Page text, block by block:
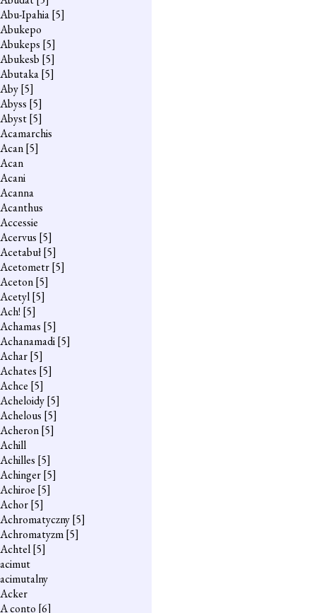
Abu-Ipahia[5]
Abukepo
Abukeps [5]
Abukesb [5]
Abutaka[5]
Aby[5]
Abyss [5]
Abyst[5]
Acamarchis
Acan[5]
Acan
Acani
Acanna
Acanthus
Accessie
Acervus [5]
Acetabuł[5]
Acetometr[5]
Aceton[5]
Acetyl[5]
Ach! [5]
Achamas [5]
Achanamadi[5]
Achar[5]
Achates [5]
Achce [5]
Acheloidy[5]
Achelous [5]
Acheron[5]
Achill
Achilles [5]
Achinger[5]
Achiroe [5]
Achor[5]
Achromatyczny[5]
Achromatyzm[5]
Achtel[5]
acimut
acimutalny
Acker
A conto [6]